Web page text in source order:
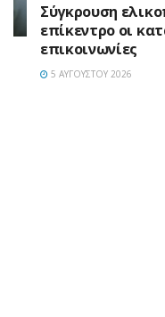
Σύγκρουση
επίκεντρο οι
επικοινωνίες
5 ΑΥΓΟΎΣΤΟΥ 2026